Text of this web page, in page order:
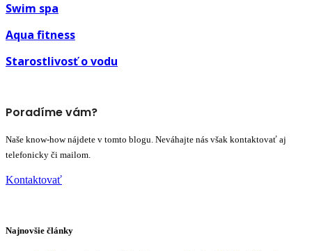
Swim spa
Aqua fitness
Starostlivosť o vodu
Poradíme vám?
Naše know-how nájdete v tomto blogu. Neváhajte nás však kontaktovať aj
telefonicky či mailom.
Kontaktovať
Najnovšie články